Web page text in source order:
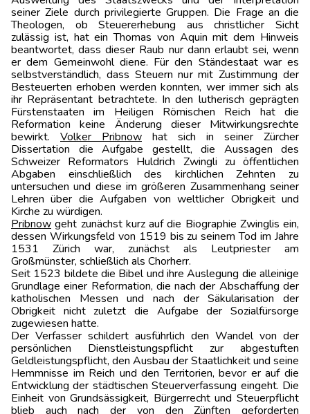
seiner Ziele durch privilegierte Gruppen. Die Frage an die
Theologen, ob Steuererhebung aus christlicher Sicht
zulässig ist, hat ein Thomas von Aquin mit dem Hinweis
beantwortet, dass dieser Raub nur dann erlaubt sei, wenn
er dem Gemeinwohl diene. Für den Ständestaat war es
selbstverständlich, dass Steuern nur mit Zustimmung der
Besteuerten erhoben werden konnten, wer immer sich als
ihr Repräsentant betrachtete. In den lutherisch geprägten
Fürstenstaaten im Heiligen Römischen Reich hat die
Reformation keine Änderung dieser Mitwirkungsrechte
bewirkt. Volker Pribnow hat sich in seiner Zürcher
Dissertation die Aufgabe gestellt, die Aussagen des
Schweizer Reformators Huldrich Zwingli zu öffentlichen
Abgaben einschließlich des kirchlichen Zehnten zu
untersuchen und diese im größeren Zusammenhang seiner
Lehren über die Aufgaben von weltlicher Obrigkeit und
Kirche zu würdigen.
Pribnow geht zunächst kurz auf die Biographie Zwinglis ein,
dessen Wirkungsfeld von 1519 bis zu seinem Tod im Jahre
1531 Zürich war, zunächst als Leutpriester am
Großmünster, schließlich als Chorherr.
Seit 1523 bildete die Bibel und ihre Auslegung die alleinige
Grundlage einer Reformation, die nach der Abschaffung der
katholischen Messen und nach der Säkularisation der
Obrigkeit nicht zuletzt die Aufgabe der Sozialfürsorge
zugewiesen hatte.
Der Verfasser schildert ausführlich den Wandel von der
persönlichen Dienstleistungspflicht zur abgestuften
Geldleistungspflicht, den Ausbau der Staatlichkeit und seine
Hemmnisse im Reich und den Territorien, bevor er auf die
Entwicklung der städtischen Steuerverfassung eingeht. Die
Einheit von Grundsässigkeit, Bürgerrecht und Steuerpflicht
blieb auch nach der von den Zünften geforderten